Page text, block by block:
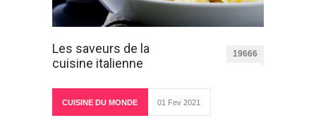
Les saveurs de la
cuisine italienne
19666
CUISINE DU MONDE 01 Fev 2021